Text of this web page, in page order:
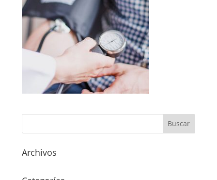
Archivos